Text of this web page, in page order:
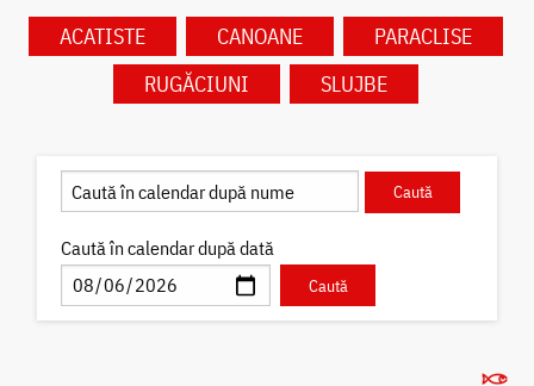
ACATISTE CANOANE
PARACLISE
RUGĂCIUNI
SLUJBE
Caută în calendar după dată